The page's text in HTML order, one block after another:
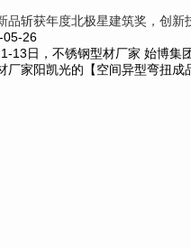
品斩获年度北极星建筑奖，创新
05-26
13日，不锈钢型材厂家 始博集
厂家阳凯光的【空间异型弯扭成